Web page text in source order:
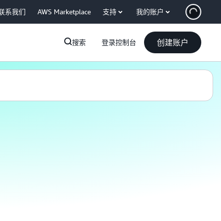
系我们 AWS Marketplace 支持 我的账户
搜索 登录控制台 创建账户